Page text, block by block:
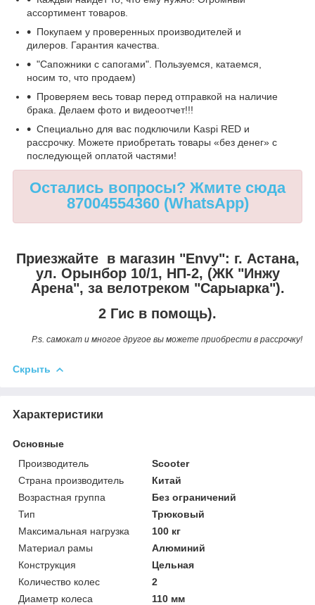
ассортимент товаров.
Покупаем у проверенных производителей и
дилеров. Гарантия качества.
"Сапожники с сапогами". Пользуемся, катаемся,
носим то, что продаем)
Проверяем весь товар перед отправкой на наличие
брака. Делаем фото и видеоотчет!!!
Специально для вас подключили Kaspi RED и
рассрочку. Можете приобретать товары «без денег» с
последующей оплатой частями!
Остались вопросы? Жмите сюда
87004554360 (WhatsApp)
Приезжайте в магазин "Envy": г. Астана,
ул. Орынбор 10/1, НП-2, (ЖК "Инжу
Арена", за велотреком "Сарыарка").
2 Гис в помощь).
P.s. самокат и многое другое вы можете приобрести в рассрочку!
Скрыть
Характеристики
Основные
Производитель
Scooter
Страна производитель
Китай
Возрастная группа
Без ограничений
Тип
Трюковый
Максимальная нагрузка
100 кг
Материал рамы
Алюминий
Конструкция
Цельная
Количество колес
2
Диаметр колеса
110 мм